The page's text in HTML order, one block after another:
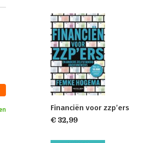
Financiën voor zzp’ers
€ 32,99